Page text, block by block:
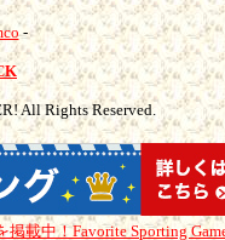
-
All Rights Reserved.
掲載中！Favorite Sporting